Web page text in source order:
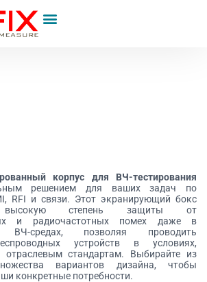
корпус для ВЧ-тестирования
решением для ваших задач по
RFI и связи. Этот экранирующий бокс
высокую степень защиты от
и радиочастотных помех даже в
ВЧ-средах, позволяя проводить
устройств в условиях,
отраслевым стандартам. Выбирайте из
вариантов дизайна, чтобы
конкретные потребности.